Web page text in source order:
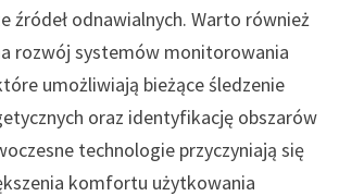
źródeł odnawialnych. Warto również
rozwój systemów monitorowania
umożliwiają bieżące śledzenie
oraz identyfikację obszarów
technologie przyczyniają się
komfortu użytkowania